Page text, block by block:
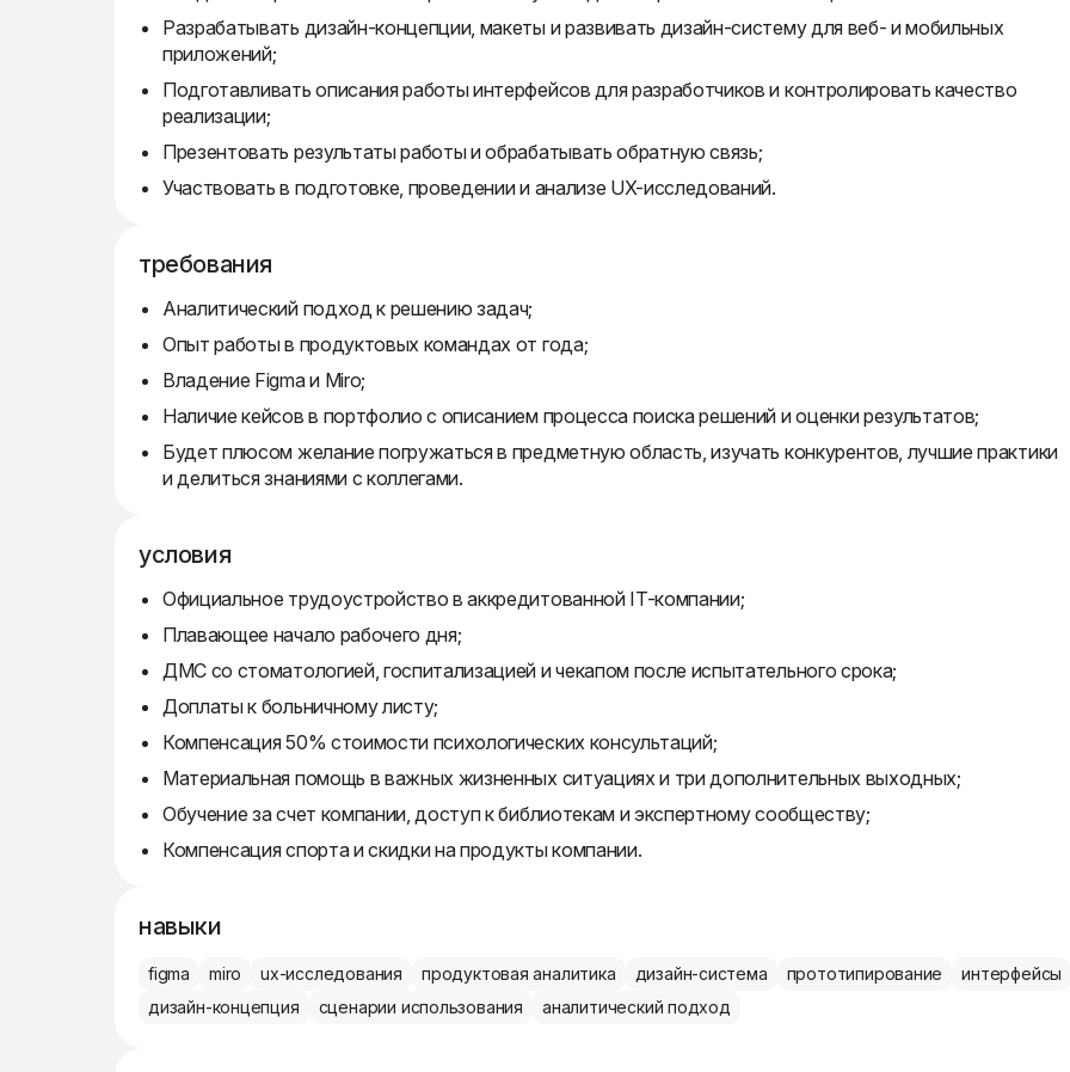
Разрабатывать дизайн-концепции, макеты и развивать дизайн-систему для веб- и мобильных
приложений;
Подготавливать описания работы интерфейсов для разработчиков и контролировать качество
реализации;
Презентовать результаты работы и обрабатывать обратную связь;
Участвовать в подготовке, проведении и анализе UX-исследований.
требования
Аналитический подход к решению задач;
Опыт работы в продуктовых командах от года;
Владение Figma и Miro;
Наличие кейсов в портфолио с описанием процесса поиска решений и оценки результатов;
Будет плюсом желание погружаться в предметную область, изучать конкурентов, лучшие практики
и делиться знаниями с коллегами.
условия
Официальное трудоустройство в аккредитованной IT-компании;
Плавающее начало рабочего дня;
ДМС со стоматологией, госпитализацией и чекапом после испытательного срока;
Доплаты к больничному листу;
Компенсация 50% стоимости психологических консультаций;
Материальная помощь в важных жизненных ситуациях и три дополнительных выходных;
Обучение за счет компании, доступ к библиотекам и экспертному сообществу;
Компенсация спорта и скидки на продукты компании.
навыки
figma miro ux-исследования продуктовая аналитика дизайн-система прототипирование
интерфейсы
дизайн-концепция
сценарии использования аналитический подход